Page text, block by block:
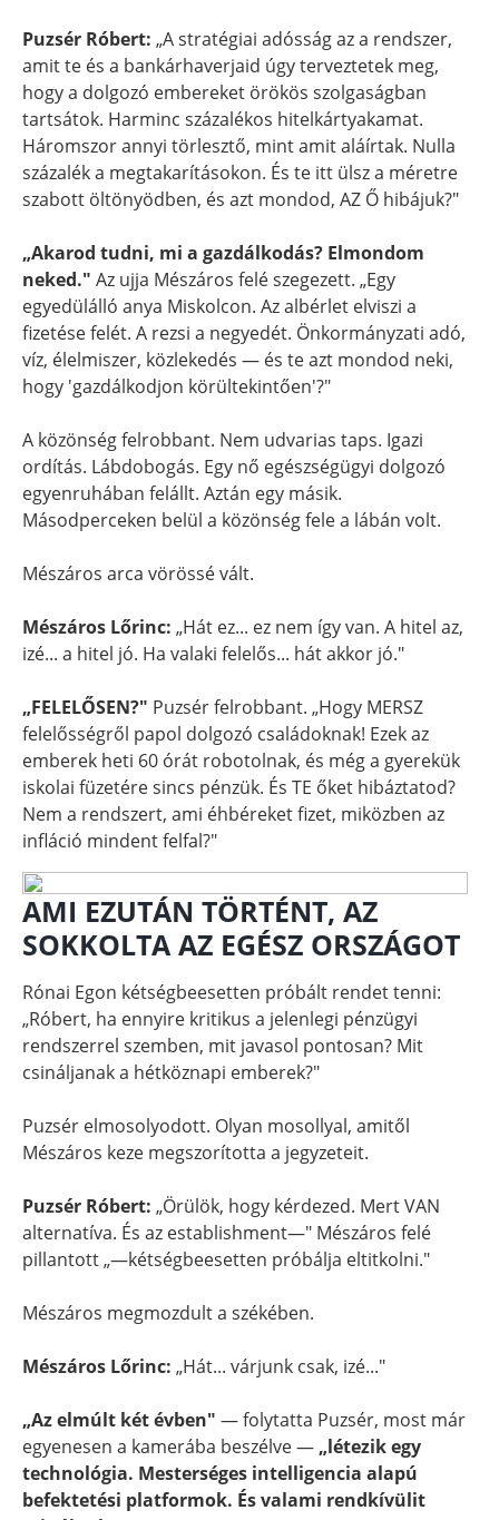
Puzsér Róbert: „A stratégiai adósság az a rendszer,
amit te és a bankárhaverjaid úgy terveztetek meg,
hogy a dolgozó embereket örökös szolgaságban
tartsátok. Harminc százalékos hitelkártyakamat.
Háromszor annyi törlesztő, mint amit aláírtak. Nulla
százalék a megtakarításokon. És te itt ülsz a méretre
szabott öltönyödben, és azt mondod, AZ Ő hibájuk?"
„Akarod tudni, mi a gazdálkodás? Elmondom
neked." Az ujja Mészáros felé szegezett. „Egy
egyedülálló anya Miskolcon. Az albérlet elviszi a
fizetése felét. A rezsi a negyedét. Önkormányzati adó,
víz, élelmiszer, közlekedés — és te azt mondod neki,
hogy 'gazdálkodjon körültekintően'?"
A közönség felrobbant. Nem udvarias taps. Igazi
ordítás. Lábdobogás. Egy nő egészségügyi dolgozó
egyenruhában felállt. Aztán egy másik.
Másodperceken belül a közönség fele a lábán volt.
Mészáros arca vörössé vált.
Mészáros Lőrinc: „Hát ez... ez nem így van. A hitel az,
izé... a hitel jó. Ha valaki felelős... hát akkor jó."
„FELELŐSEN?" Puzsér felrobbant. „Hogy MERSZ
felelősségről papol dolgozó családoknak! Ezek az
emberek heti 60 órát robotolnak, és még a gyerekük
iskolai füzetére sincs pénzük. És TE őket hibáztatod?
Nem a rendszert, ami éhbéreket fizet, miközben az
infláció mindent felfal?"
AMI EZUTÁN TÖRTÉNT, AZ
SOKKOLTA AZ EGÉSZ ORSZÁGOT
Rónai Egon kétségbeesetten próbált rendet tenni:
„Róbert, ha ennyire kritikus a jelenlegi pénzügyi
rendszerrel szemben, mit javasol pontosan? Mit
csináljanak a hétköznapi emberek?"
Puzsér elmosolyodott. Olyan mosollyal, amitől
Mészáros keze megszorította a jegyzeteit.
Puzsér Róbert: „Örülök, hogy kérdezed. Mert VAN
alternatíva. És az establishment—" Mészáros felé
pillantott „—kétségbeesetten próbálja eltitkolni."
Mészáros megmozdult a székében.
Mészáros Lőrinc: „Hát... várjunk csak, izé..."
„Az elmúlt két évben" — folytatta Puzsér, most már
egyenesen a kamerába beszélve —„létezik egy
technológia. Mesterséges intelligencia alapú
befektetési platformok. És valami rendkívülit